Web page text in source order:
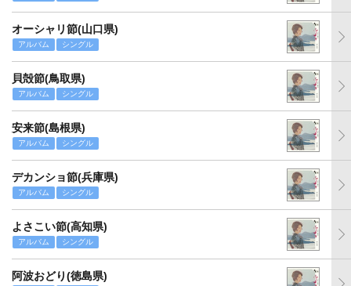
オーシャリ節(山口県)
アルバム シングル
貝殻節(鳥取県)
アルバム シングル
安来節(島根県)
アルバム シングル
デカンショ節(兵庫県)
アルバム シングル
よさこい節(高知県)
アルバム シングル
阿波おどり(徳島県)